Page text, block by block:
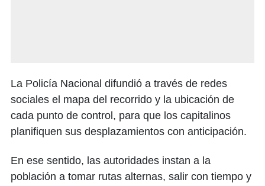
La Policía Nacional difundió a través de redes
sociales el mapa del recorrido y la ubicación de
cada punto de control, para que los capitalinos
planifiquen sus desplazamientos con anticipación.
En ese sentido, las autoridades instan a la
población a tomar rutas alternas, salir con tiempo y